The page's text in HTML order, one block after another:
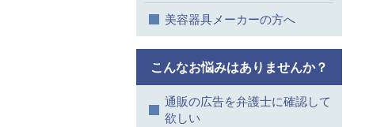
美容器具メーカーの方へ
こんなお悩みはありませんか？
通販の広告を弁護士に確認して
欲しい